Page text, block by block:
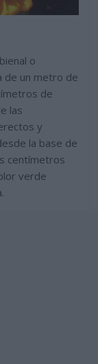
o
de un metro de
de
las
y
la base de
centímetros
verde